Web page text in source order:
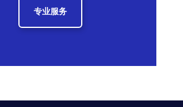
专业服务